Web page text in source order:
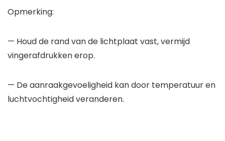
Opmerking:
— Houd de rand van de lichtplaat vast, vermijd
vingerafdrukken erop.
— De aanraakgevoeligheid kan door temperatuur en
luchtvochtigheid veranderen.